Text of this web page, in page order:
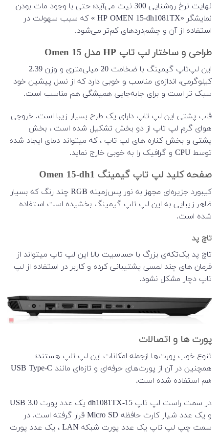
نهایت نرخ روشنایی 300 نیت می‌آید؛ حتی با وجود مات بودن
نمایشگر «HP OMEN 15-dh1081TX » که سبب سهولت در
استفاده از آن و چشم‌دردهای کم‌تر می‌شود.
طراحی و ساختار لپ تاپ HP مدل Omen 15
این لپ‌تاپ گیمینگ با ضخامت 20 میلی‌متری و وزن 2.39
کیلوگرمی، اندازه‌ی مناسب و خوبی دارد که از نسل پیشین خود
سبک تر است و برای جابه‌جایی همیشگی هم مناسب است.
قاب پشتی این لپ تاپ دارای یک طرح بسیار زیبا است. خروجی
هوای گرم لپ تاپ از دو بخش تشکیل شده است ، بخش
پشتی و بخش کناره های لپ تاپ ، که میتواند دمای ایجاد شده
توسط CPU و گرافیک را به خوبی خارج نماید.
صفحه کلید لپ تاپ گیمینگ Omen 15-dh1
کیبورد جزیره‌ای مجهز به نور پس‌زمینه RGB چند رنگ که بسیار
ظاهر زیبایی به این لپ تاپ گیمینگ بخشیده است استفاده
شده است.
تاچ پد
تاچ پد یک‌تکه‌ی بزرگ با حساسیت بالا این لپ تاپ میتواند از
فرمان های چند لمسی پشتیبانی کرده و کاربر در استفاده از لپ
تاپ دچار مشکل نشود.
پورت ها و اتصالات
تنوع خوب پورت‌ها ازجمله امکانات این لپ تاپ هستند؛
همچنین در آن از پورت‌های حرفه‌ای و تازه‌ای مانند USB Type-C
هم استفاده شده است.
در سمت راست لپ تاپ 15-dh1081TX یک عدد پورت USB 3.0
و یک عدد شیار کارت حافظه Micro SD قرار گرفته است. در
سمت چپ لپ تاپ یک عدد پورت شبکه LAN ، یک عدد پورت